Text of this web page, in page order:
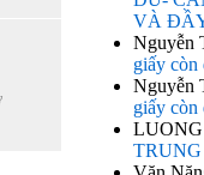
VÀ
Nguyễn
giấy còn
Nguyễn
giấy còn